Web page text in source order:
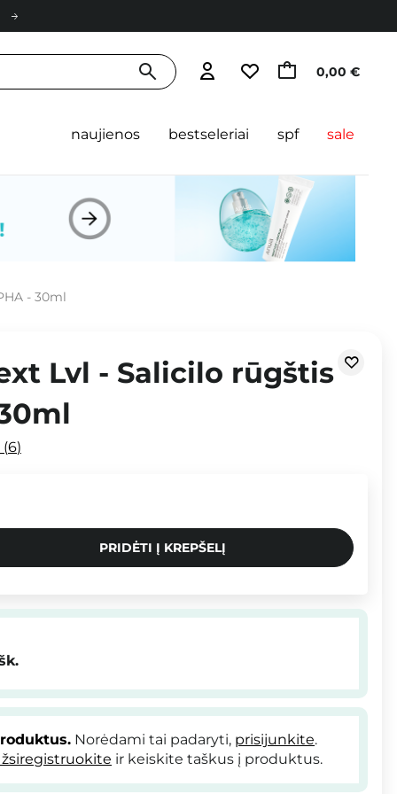
0,00 €
naujienos bestseleriai spf sale
- 30ml
Lvl - Salicilo rūgštis
6
PRIDĖTI Į KREPŠELĮ
Norėdami tai padaryti, prisijunkite.
ir keiskite taškus į produktus.